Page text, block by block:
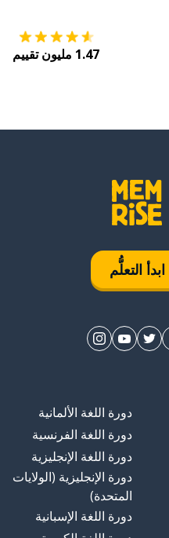
1.47 مليون تقييم
ابدأ التعلُّم
دورة اللغة الألمانية
دورة اللغة الفرنسية
دورة اللغة الإنجليزية
دورة الإنجليزية (الولايات
المتحدة)
دورة اللغة الإسبانية